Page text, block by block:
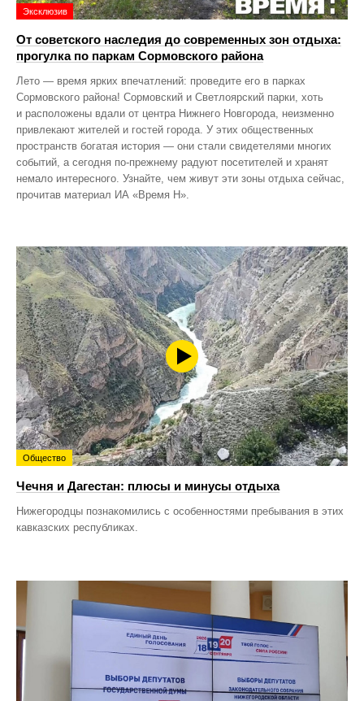
Эксклюзив
От советского наследия до современных зон отдыха:
прогулка по паркам Сормовского района
Лето — время ярких впечатлений: проведите его в парках
Сормовского района! Сормовский и Светлоярский парки, хоть
и расположены вдали от центра Нижнего Новгорода, неизменно
привлекают жителей и гостей города. У этих общественных
пространств богатая история — они стали свидетелями многих
событий, а сегодня по‑прежнему радуют посетителей и хранят
немало интересного. Узнайте, чем живут эти зоны отдыха сейчас,
прочитав материал ИА «Время Н».
Общество
Чечня и Дагестан: плюсы и минусы отдыха
Нижегородцы познакомились с особенностями пребывания в этих
кавказских республиках.